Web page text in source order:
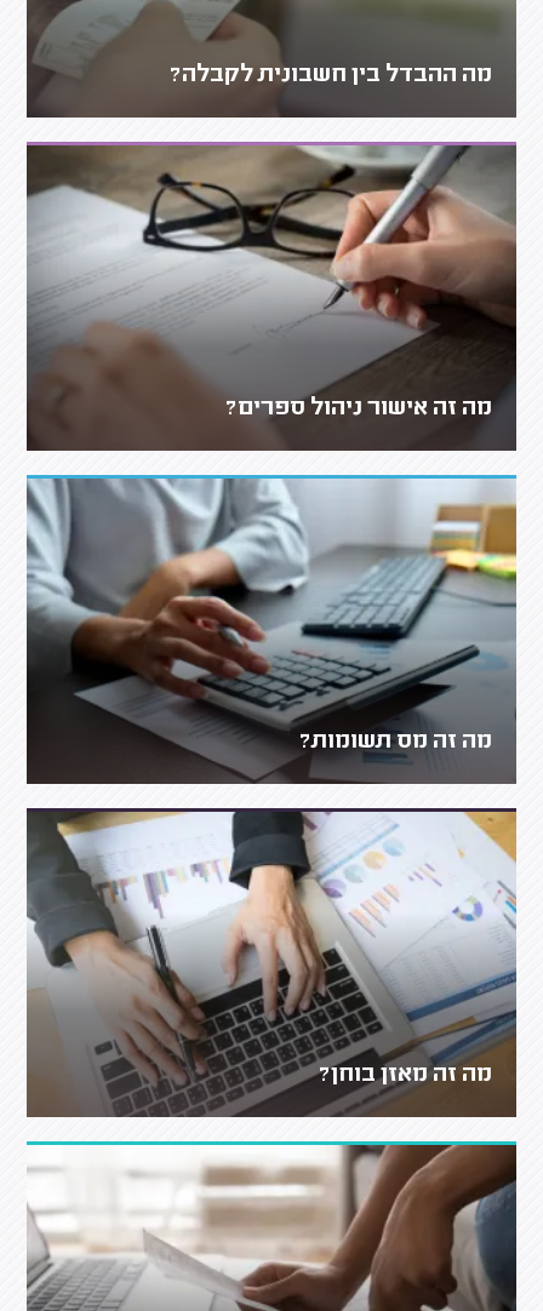
מה ההבדל בין חשבונית לקבלה?
מה זה אישור ניהול ספרים?
מה זה מס תשומות?
מה זה מאזן בוחן?